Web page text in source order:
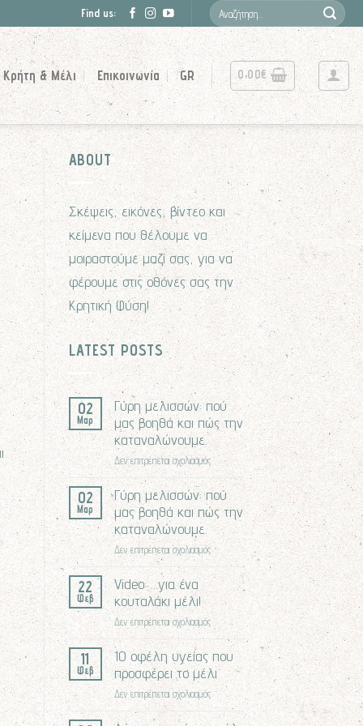
Find us:
Αναζήτηση
για:
Κρήτη & Μέλι Επικοινωνία GR 0.00€
ABOUT
Σκέψεις, εικόνες, βίντεο και
κείμενα που θέλουμε να
μοιραστούμε μαζί σας, για να
φέρουμε στις οθόνες σας την
Κρητική Φύση!
LATEST POSTS
02
Μαρ
Γύρη μελισσών: πού
μας βοηθά και πώς την
καταναλώνουμε.
Δεν επιτρέπεται σχολιασμόςστο
Γύρη
μελισσών:
πού
μας
βοηθά
και
πώς
την
καταναλώνουμε.
02
Μαρ
Γύρη μελισσών: πού
μας βοηθά και πώς την
καταναλώνουμε.
Δεν επιτρέπεται σχολιασμόςστο
Γύρη
μελισσών:
πού
μας
βοηθά
πώς
την
καταναλώνουμε.
22
Φεβ
Video: …για ένα
κουταλάκι μέλι!
Δεν επιτρέπεται σχολιασμόςστο
Video:
…
για
ένα
κουταλάκι
μέλι!
11
Φεβ
10 οφέλη υγείας που
προσφέρει το μέλι
Δεν επιτρέπεται σχολιασμόςστο
10